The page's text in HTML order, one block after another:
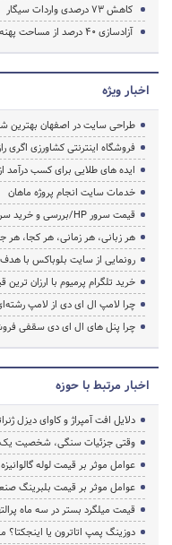
کاهش 73 درصدی واردات سیگار
آزادسازی 40 درصد از مساحت پهنه‌های معدنی
اخبار ویژه
طراحی سایت در اصفهان بهترین
فروشگاه اینترنتی کشاورزی اگری راز
ایده های طلایی برای کسب درآمد
خدمات سایت انجام پروژه ماهان
قیمت سرور HP/بررسی و خرید سرور اچ پی
هر زبانی، هر زمانی، هر کجا، هر
رونمایی از سایت بلوباکس با
خرید تلگرام پرمیوم با ارزان ترین
چرا لامپ ال ای دی از لامپ
چرا پنل های ال ای دی سقفی
اخبار مرتبط با حوزه
دلایل افت آمپراژ و کاوای دیزل
وقتی جزئیات سنگی، شخصیت یک
عوامل موثر بر قیمت لوله گالوانیزه
عوامل موثر بر قیمت بلبرینگ
قیمت میلگرد بستر در سه ماه
دوزینگ پمپ اتاترون یا اینجکتا؟